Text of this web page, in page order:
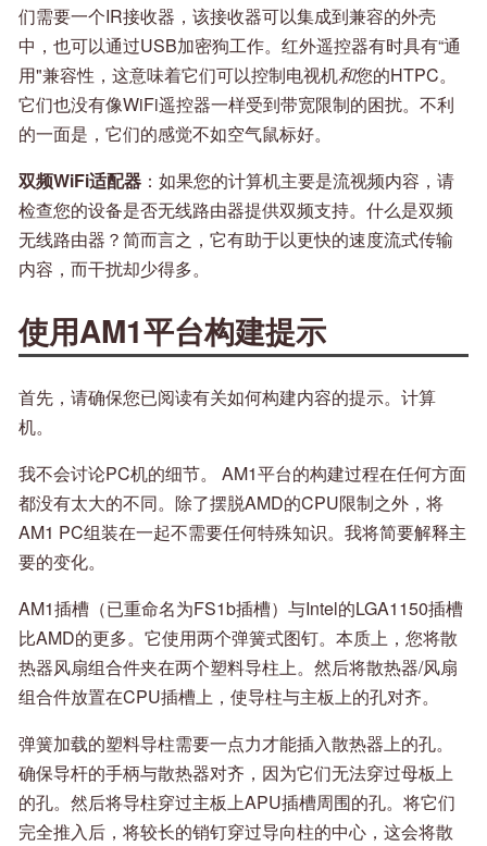
们需要一个IR接收器，该接收器可以集成到兼容的外壳
中，也可以通过USB加密狗工作。红外遥控器有时具有“通
用"兼容性，这意味着它们可以控制电视机和您的HTPC。
它们也没有像WiFi遥控器一样受到带宽限制的困扰。不利
的一面是，它们的感觉不如空气鼠标好。
双频WiFi适配器 ：如果您的计算机主要是流视频内容，请
检查您的设备是否无线路由器提供双频支持。什么是双频
无线路由器？简而言之，它有助于以更快的速度流式传输
内容，而干扰却少得多。
使用AM1平台构建提示
首先，请确保您已阅读有关如何构建内容的提示。计算
机。
我不会讨论PC机的细节。 AM1平台的构建过程在任何方面
都没有太大的不同。除了摆脱AMD的CPU限制之外，将
AM1 PC组装在一起不需要任何特殊知识。我将简要解释主
要的变化。
AM1插槽（已重命名为FS1b插槽）与Intel的LGA1150插槽
比AMD的更多。它使用两个弹簧式图钉。本质上，您将散
热器风扇组合件夹在两个塑料导柱上。然后将散热器/风扇
组合件放置在CPU插槽上，使导柱与主板上的孔对齐。
弹簧加载的塑料导柱需要一点力才能插入散热器上的孔。
确保导杆的手柄与散热器对齐，因为它们无法穿过母板上
的孔。然后将导柱穿过主板上APU插槽周围的孔。将它们
完全推入后，将较长的销钉穿过导向柱的中心，这会将散